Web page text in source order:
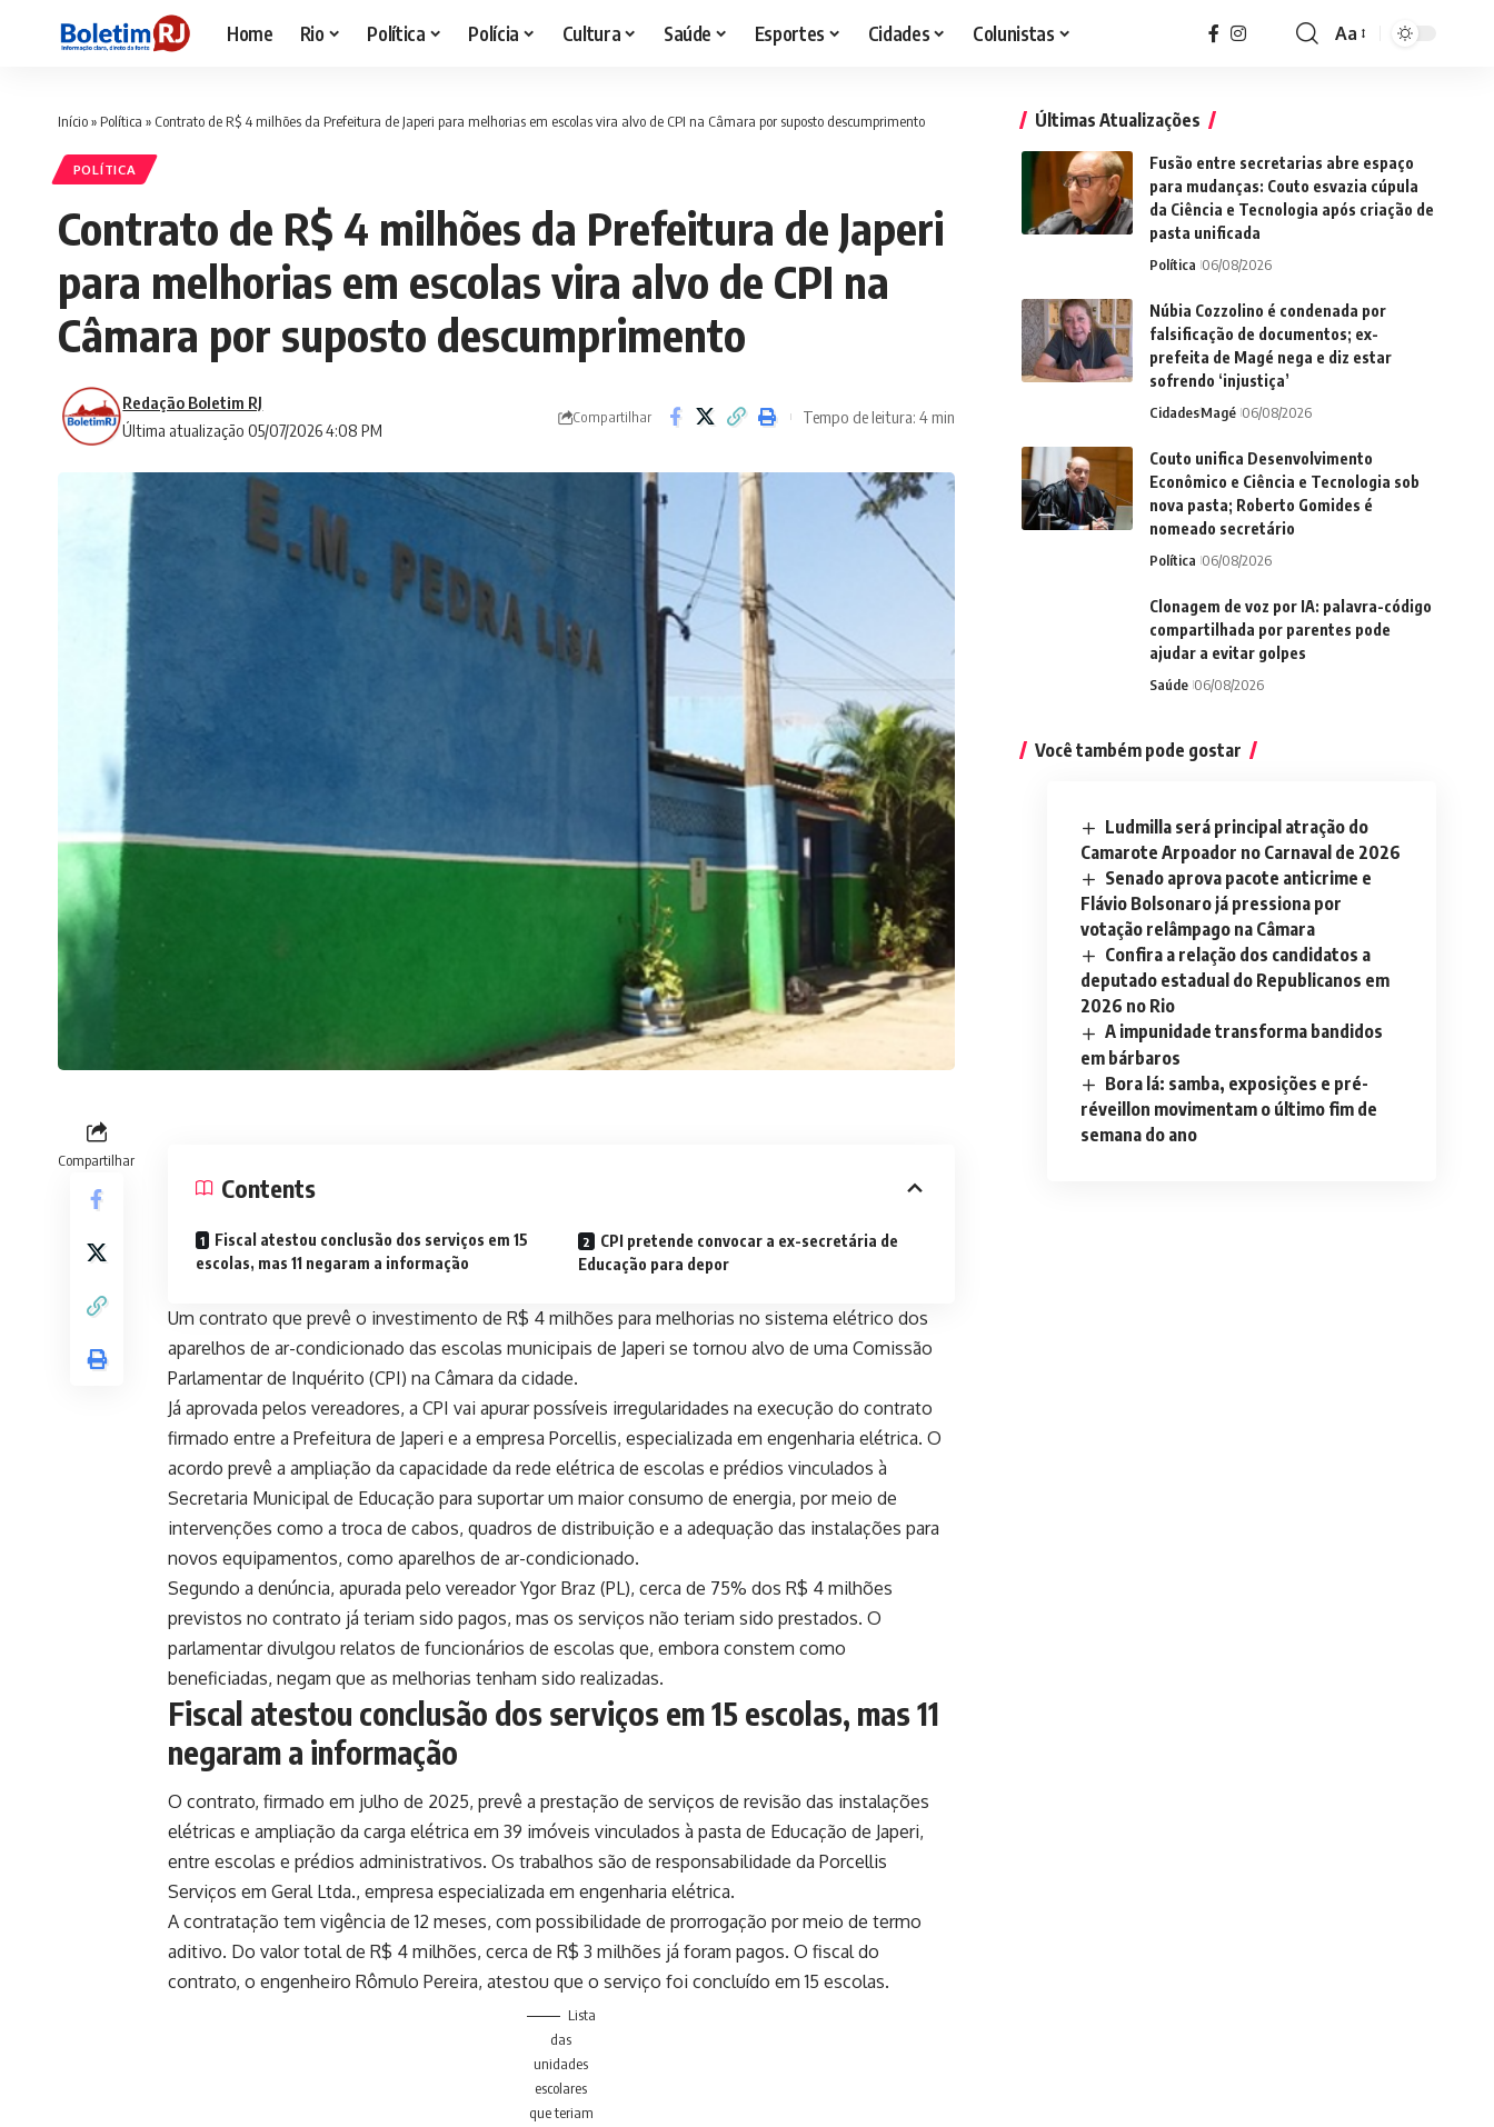
Home Rio Política Polícia Cultura Saúde Esportes Cidades Colunistas
Font
Aa
Início» Política » Contrato de R$ 4 milhões da Prefeitura de Japeri para melhorias em escolas vira alvo de CPI na Câmara por suposto descumprimento
POLÍTICA
Contrato de R$ 4 milhões da Prefeitura de Japeri
para melhorias em escolas vira alvo de CPI na
Câmara por suposto descumprimento
Última atualização 05/07/2026 4:08 PM
Redação Boletim RJ
Compartilhar Tempo de leitura: 4 min
Compartilhar
Contents
Fiscal atestou conclusão dos serviços em 15
escolas, mas 11 negaram a informação
CPI pretende convocar a ex-secretária de
Educação para depor
Um contrato que prevê o investimento de R$ 4 milhões para melhorias no sistema elétrico dos
aparelhos de ar-condicionado das escolas municipais de Japeri se tornou alvo de uma Comissão
Parlamentar de Inquérito (CPI) na Câmara da cidade.
Já aprovada pelos vereadores, a CPI vai apurar possíveis irregularidades na execução do contrato
firmado entre a Prefeitura de Japeri e a empresa Porcellis, especializada em engenharia elétrica. O
acordo prevê a ampliação da capacidade da rede elétrica de escolas e prédios vinculados à
Secretaria Municipal de Educação para suportar um maior consumo de energia, por meio de
intervenções como a troca de cabos, quadros de distribuição e a adequação das instalações para
novos equipamentos, como aparelhos de ar-condicionado.
Segundo a denúncia, apurada pelo vereador Ygor Braz (PL), cerca de 75% dos R$ 4 milhões
previstos no contrato já teriam sido pagos, mas os serviços não teriam sido prestados. O
parlamentar divulgou relatos de funcionários de escolas que, embora constem como
beneficiadas, negam que as melhorias tenham sido realizadas.
Fiscal atestou conclusão dos serviços em 15 escolas, mas 11
negaram a informação
O contrato, firmado em julho de 2025, prevê a prestação de serviços de revisão das instalações
elétricas e ampliação da carga elétrica em 39 imóveis vinculados à pasta de Educação de Japeri,
entre escolas e prédios administrativos. Os trabalhos são de responsabilidade da Porcellis
Serviços em Geral Ltda., empresa especializada em engenharia elétrica.
A contratação tem vigência de 12 meses, com possibilidade de prorrogação por meio de termo
aditivo. Do valor total de R$ 4 milhões, cerca de R$ 3 milhões já foram pagos. O fiscal do
contrato, o engenheiro Rômulo Pereira, atestou que o serviço foi concluído em 15 escolas.
Lista
das
unidades
escolares
que teriam
Últimas Atualizações
Fusão entre secretarias abre espaço
para mudanças: Couto esvazia cúpula
da Ciência e Tecnologia após criação de
pasta unificada
Política 06/08/2026
Núbia Cozzolino é condenada por
falsificação de documentos; ex-
prefeita de Magé nega e diz estar
sofrendo ‘injustiça’
CidadesMagé 06/08/2026
Couto unifica Desenvolvimento
Econômico e Ciência e Tecnologia sob
nova pasta; Roberto Gomides é
nomeado secretário
Política 06/08/2026
Clonagem de voz por IA: palavra-código
compartilhada por parentes pode
ajudar a evitar golpes
Saúde 06/08/2026
Você também pode gostar
Ludmilla será principal atração do
Camarote Arpoador no Carnaval de 2026
Senado aprova pacote anticrime e
Flávio Bolsonaro já pressiona por
votação relâmpago na Câmara
Confira a relação dos candidatos a
deputado estadual do Republicanos em
2026 no Rio
A impunidade transforma bandidos
em bárbaros
Bora lá: samba, exposições e pré-
réveillon movimentam o último fim de
semana do ano